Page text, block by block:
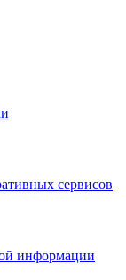
сервисов
информации